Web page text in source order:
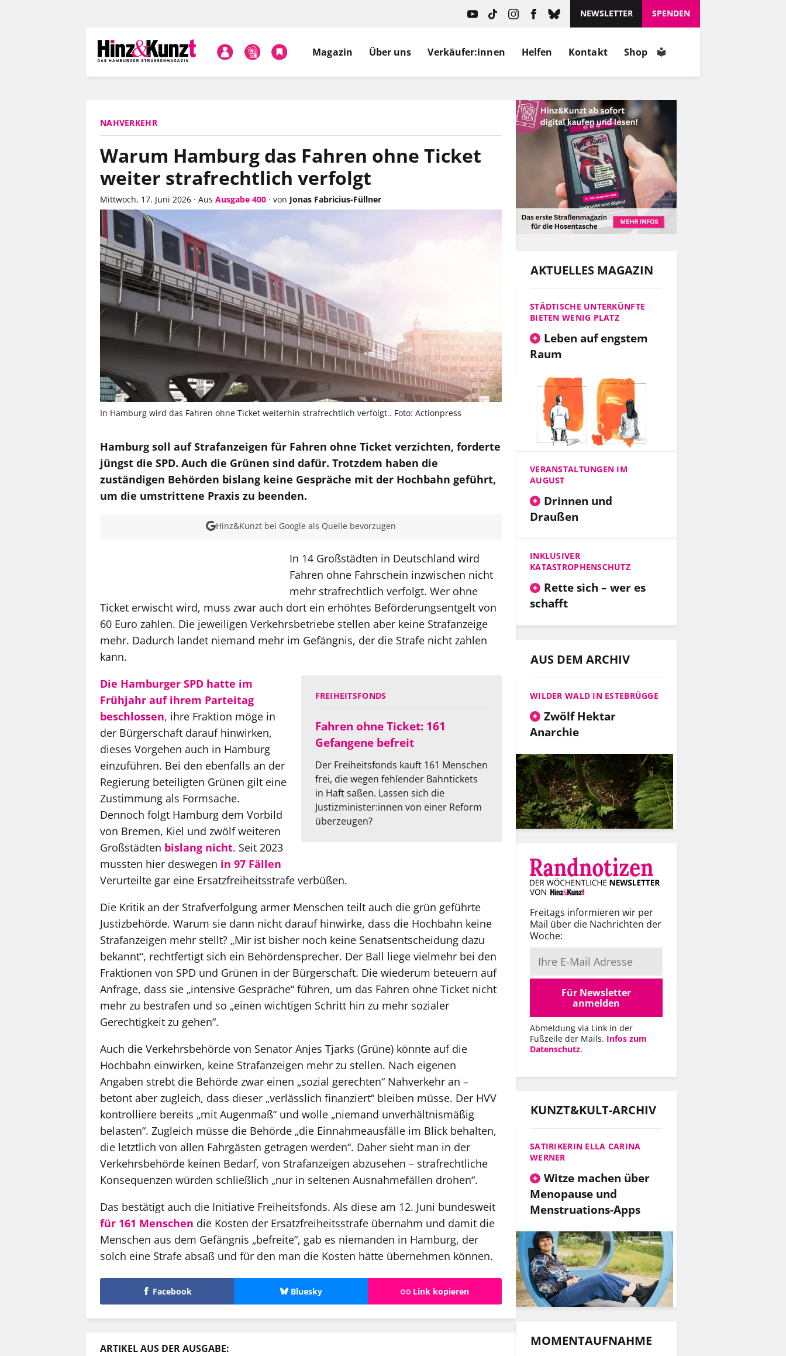
NEWSLETTER SPENDEN
Magazin Über uns Verkäufer:innen Helfen Kontakt Shop
NAHVERKEHR
Warum Hamburg das Fahren ohne Ticket
weiter strafrechtlich verfolgt
Mittwoch, 17. Juni 2026 · Aus Ausgabe 400 · von Jonas Fabricius-Füllner
In Hamburg wird das Fahren ohne Ticket weiterhin strafrechtlich verfolgt.. Foto: Actionpress
Hamburg soll auf Strafanzeigen für Fahren ohne Ticket verzichten, forderte
jüngst die SPD. Auch die Grünen sind dafür. Trotzdem haben die
zuständigen Behörden bislang keine Gespräche mit der Hochbahn geführt,
um die umstrittene Praxis zu beenden.
Hinz&Kunzt bei Google als Quelle bevorzugen
In 14 Großstädten in Deutschland wird
Fahren ohne Fahrschein inzwischen nicht
mehr strafrechtlich verfolgt. Wer ohne
Ticket erwischt wird, muss zwar auch dort ein erhöhtes Beförderungsentgelt von
60 Euro zahlen. Die jeweiligen Verkehrsbetriebe stellen aber keine Strafanzeige
mehr. Dadurch landet niemand mehr im Gefängnis, der die Strafe nicht zahlen
kann.
FREIHEITSFONDS
Fahren ohne Ticket: 161
Gefangene befreit
Der Freiheitsfonds kauft 161 Menschen
frei, die wegen fehlender Bahntickets
in Haft saßen. Lassen sich die
Justizminister:innen von einer Reform
überzeugen?
Die Hamburger SPD hatte im
Frühjahr auf ihrem Parteitag
beschlossen, ihre Fraktion möge in
der Bürgerschaft darauf hinwirken,
dieses Vorgehen auch in Hamburg
einzuführen. Bei den ebenfalls an der
Regierung beteiligten Grünen gilt eine
Zustimmung als Formsache.
Dennoch folgt Hamburg dem Vorbild
von Bremen, Kiel und zwölf weiteren
Großstädten bislang nicht. Seit 2023
mussten hier deswegen in 97 Fällen
Verurteilte gar eine Ersatzfreiheitsstrafe verbüßen.
Die Kritik an der Strafverfolgung armer Menschen teilt auch die grün geführte
Justizbehörde. Warum sie dann nicht darauf hinwirke, dass die Hochbahn keine
Strafanzeigen mehr stellt? „Mir ist bisher noch keine Senatsentscheidung dazu
bekannt“, rechtfertigt sich ein Behördensprecher. Der Ball liege vielmehr bei den
Fraktionen von SPD und Grünen in der Bürgerschaft. Die wiederum beteuern auf
Anfrage, dass sie „intensive Gespräche“ führen, um das Fahren ohne Ticket nicht
mehr zu bestrafen und so „einen wichtigen Schritt hin zu mehr sozialer
Gerechtigkeit zu gehen“.
Auch die Verkehrsbehörde von Senator Anjes Tjarks (Grüne) könnte auf die
Hochbahn einwirken, keine Strafanzeigen mehr zu stellen. Nach eigenen
Angaben strebt die Behörde zwar einen „sozial gerechten“ Nahverkehr an –
betont aber zugleich, dass dieser „verlässlich finanziert“ bleiben müsse. Der HVV
kontrolliere bereits „mit Augenmaß“ und wolle „niemand unverhältnismäßig
belasten“. Zugleich müsse die Behörde „die Einnahmeausfälle im Blick behalten,
die letztlich von allen Fahrgästen getragen werden“. Daher sieht man in der
Verkehrsbehörde keinen Bedarf, von Strafanzeigen abzusehen – strafrechtliche
Konsequenzen würden schließlich „nur in seltenen Ausnahmefällen drohen“.
Das bestätigt auch die Initiative Freiheitsfonds. Als diese am 12. Juni bundesweit
für 161 Menschen die Kosten der Ersatzfreiheitsstrafe übernahm und damit die
Menschen aus dem Gefängnis „befreite“, gab es niemanden in Hamburg, der
solch eine Strafe absaß und für den man die Kosten hätte übernehmen können.
Facebook Bluesky Link kopieren
ARTIKEL AUS DER AUSGABE:
AKTUELLES MAGAZIN
STÄDTISCHE UNTERKÜNFTE
BIETEN WENIG PLATZ
Leben auf engstem
Raum
VERANSTALTUNGEN IM
AUGUST
Drinnen und
Draußen
INKLUSIVER
KATASTROPHENSCHUTZ
Rette sich – wer es
schafft
AUS DEM ARCHIV
WILDER WALD IN ESTEBRÜGGE
Zwölf Hektar
Anarchie
Freitags informieren wir per
Mail über die Nachrichten der
Woche:
Für Newsletter
anmelden
Abmeldung via Link in der
Fußzeile der Mails. Infos zum
Datenschutz.
KUNZT&KULT-ARCHIV
SATIRIKERIN ELLA CARINA
WERNER
Witze machen über
Menopause und
Menstruations-Apps
MOMENTAUFNAHME